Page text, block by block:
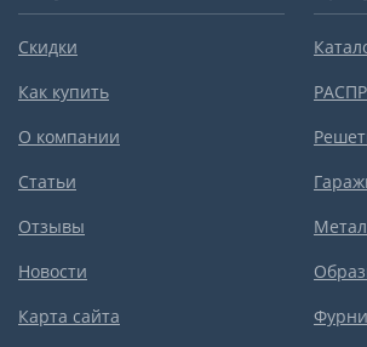
Скидки
Как купить
О компании
Статьи
Отзывы
Новости
Карта сайта